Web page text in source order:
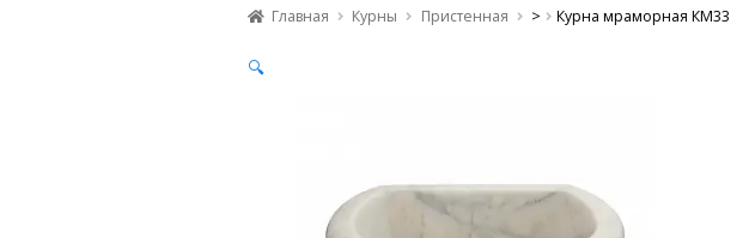
Главная Курны Пристенная > Курна мраморная КМ33
🔍